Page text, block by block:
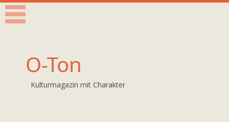
O-Ton
Kulturmagazin mit Charakter